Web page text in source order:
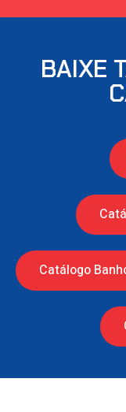
BAIXE
Catálogo